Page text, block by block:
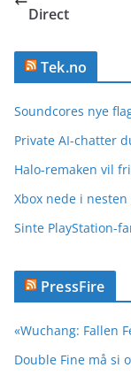
Direct
Tek.no
Soundcores nye
Private AI-chatter
Halo-remaken vil
Xbox nede i
Sinte PlayStation-
PressFire
«Wuchang: Fallen
Double Fine må si